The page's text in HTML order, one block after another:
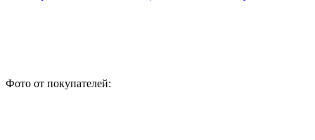
Фото от покупателей: